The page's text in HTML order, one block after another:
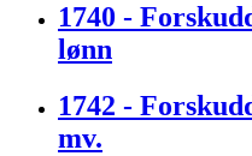
1740 -
lønn
1742 -
mv.